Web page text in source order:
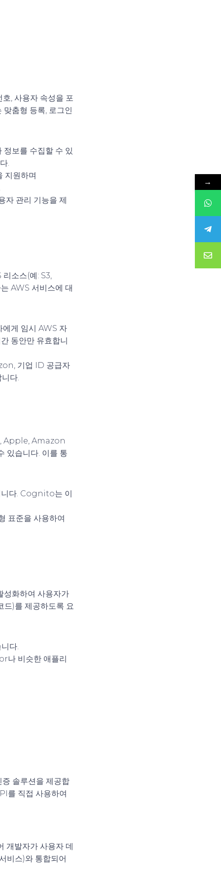
, 사용자 속성을 포
춤형 등록, 로그인
보를 수집할 수 있
.
지원하며
자 관리 기능을 제
소스(예: S3,
AWS 서비스에 대
게 임시 AWS 자
동안만 유효합니
기업 ID 공급자
다.
Apple, Amazon
있습니다. 이를 통
니다. Cognito는 이
준을 사용하여
화하여 사용자가
드)를 제공하도록 요
다.
비슷한 애플리
솔루션을 제공합
를 직접 사용하여
개발자가 사용자 데
비스)와 통합되어
→